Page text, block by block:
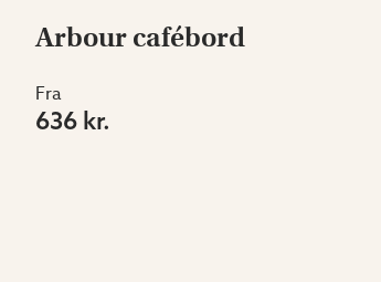
Arbour cafébord
Fra
636 kr.